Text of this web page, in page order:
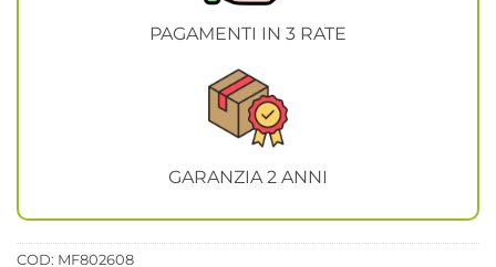
PAGAMENTI IN 3 RATE
GARANZIA 2 ANNI
COD: MF802608